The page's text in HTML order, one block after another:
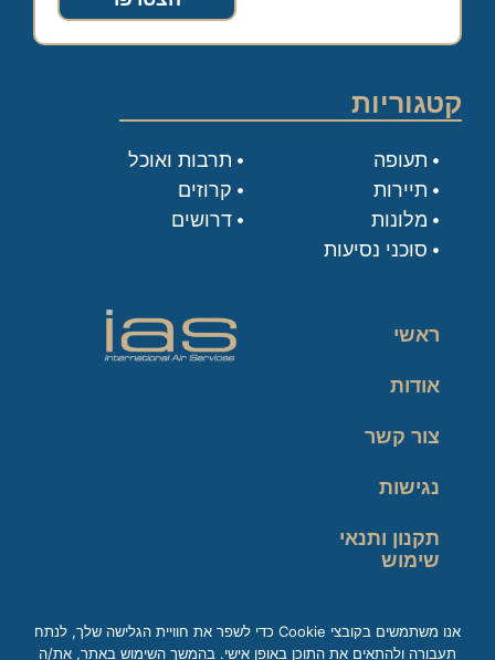
קטגוריות
תעופה
תיירות
מלונות
סוכני נסיעות
תרבות ואוכל
קרוזים
דרושים
ראשי
אודות
צור קשר
נגישות
תקנון ותנאי
שימוש
אנו משתמשים בקובצי Cookie כדי לשפר את חוויית הגלישה שלך, לנתח
תעבורה ולהתאים את התוכן באופן אישי. בהמשך השימוש באתר, את/ה